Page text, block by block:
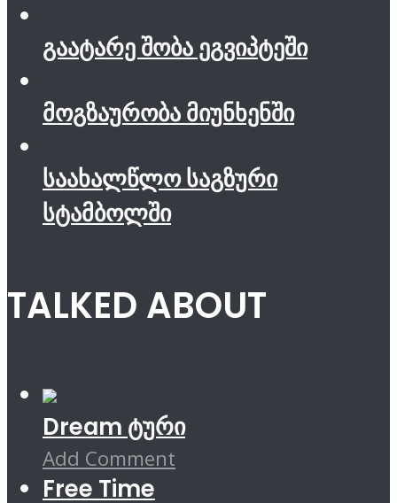
გაატარე შობა ეგვიპტეში
მოგზაურობა მიუნხენში
საახალწლო საგზური
სტამბოლში
TALKED ABOUT
Dream ტური
Add Comment
Free Time